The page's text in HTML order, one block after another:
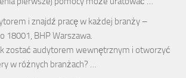
i znajdź pracę w każdej branży –
18001, BHP Warszawa.
zostać audytorem wewnętrznym i otworzyć
w różnych branżach? …